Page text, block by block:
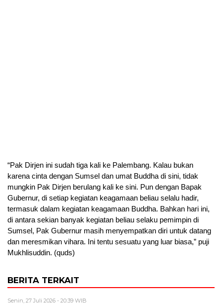
“Pak Dirjen ini sudah tiga kali ke Palembang. Kalau bukan
karena cinta dengan Sumsel dan umat Buddha di sini, tidak
mungkin Pak Dirjen berulang kali ke sini. Pun dengan Bapak
Gubernur, di setiap kegiatan keagamaan beliau selalu hadir,
termasuk dalam kegiatan keagamaan Buddha. Bahkan hari ini,
di antara sekian banyak kegiatan beliau selaku pemimpin di
Sumsel, Pak Gubernur masih menyempatkan diri untuk datang
dan meresmikan vihara. Ini tentu sesuatu yang luar biasa,” puji
Mukhlisuddin. (quds)
BERITA TERKAIT
Senin, 27 Juli 2026 - 20:39 WIB